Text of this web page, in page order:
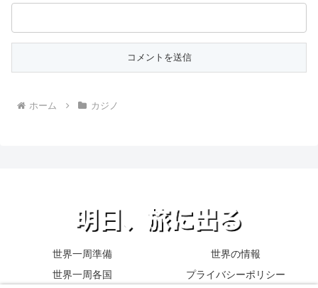
ホーム カジノ
世界一周準備
世界の情報
世界一周各国
プライバシーポリシー